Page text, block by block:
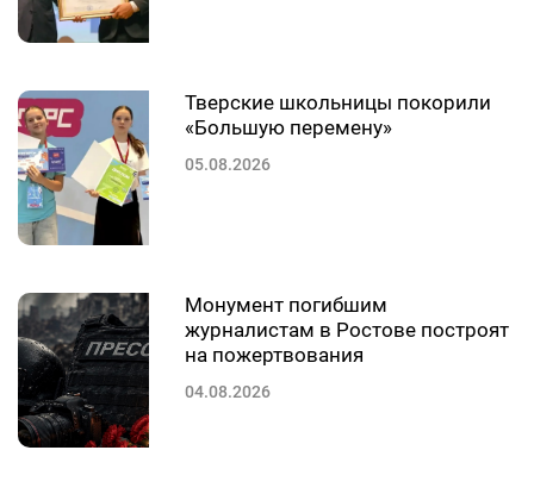
Тверские школьницы покорили
«Большую перемену»
05.08.2026
Монумент погибшим
журналистам в Ростове построят
на пожертвования
04.08.2026